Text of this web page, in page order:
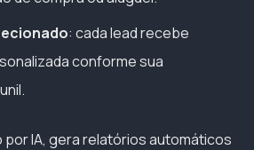
: cada lead recebe
conforme sua
por IA, gera relatórios automáticos